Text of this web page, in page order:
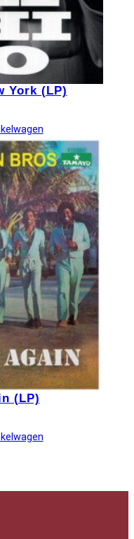
York (LP)
(LP)